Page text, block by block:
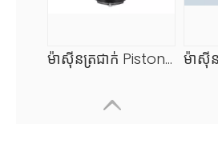
ម៉ាស៊ីនត្រជាក់ Piston Stirling Cooler ឥតគិតថ្លៃ